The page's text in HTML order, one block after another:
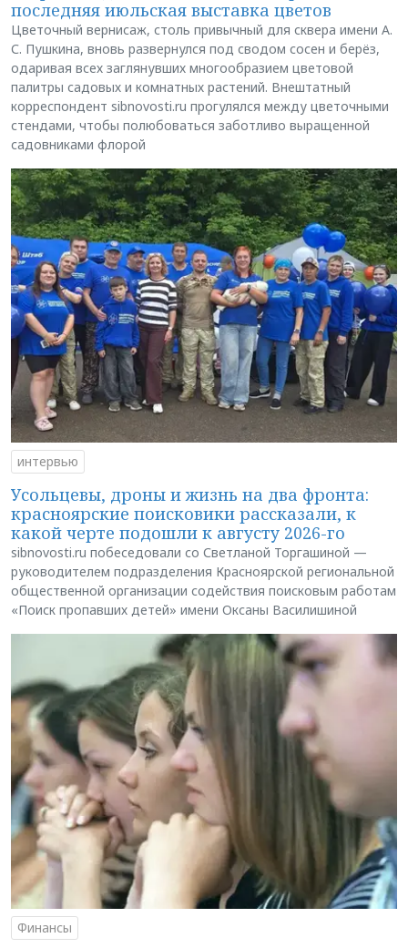
последняя июльская выставка цветов
Цветочный вернисаж, столь привычный для сквера имени А.
С. Пушкина, вновь развернулся под сводом сосен и берёз,
одаривая всех заглянувших многообразием цветовой
палитры садовых и комнатных растений. Внештатный
корреспондент sibnovosti.ru прогулялся между цветочными
стендами, чтобы полюбоваться заботливо выращенной
садовниками флорой
интервью
Усольцевы, дроны и жизнь на два фронта:
красноярские поисковики рассказали, к
какой черте подошли к августу 2026-го
sibnovosti.ru побеседовали со Светланой Торгашиной —
руководителем подразделения Красноярской региональной
общественной организации содействия поисковым работам
«Поиск пропавших детей» имени Оксаны Василишиной
Финансы